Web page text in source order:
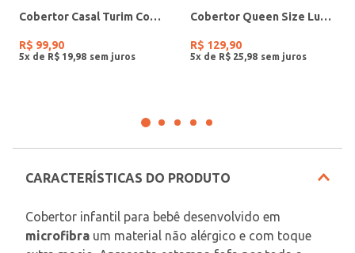
Cobertor Casal Turim Cottex SORTIDO
R$ 99,90
5x de R$ 19 98
Cobertor Queen Size Lumini Corttex SORTIDO
R$ 129,90
5x de R$ 25 98
CARACTERÍSTICAS DO PRODUTO
microfibra um material não alérgico e com toque